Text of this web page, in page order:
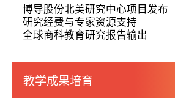
博导股份北美研究中心项目发布
研究经费与专家资源支持
全球商科教育研究报告输出
教学成果培育